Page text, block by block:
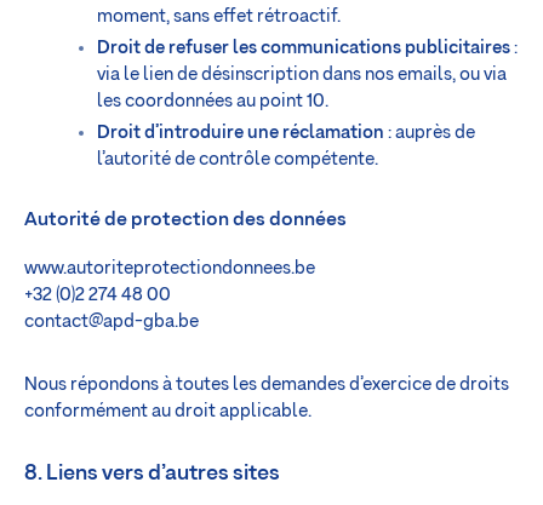
moment, sans effet rétroactif.
Droit de refuser les communications publicitaires :
via le lien de désinscription dans nos emails, ou via
les coordonnées au point 10.
Droit d’introduire une réclamation : auprès de
l’autorité de contrôle compétente.
Autorité de protection des données
www.autoriteprotectiondonnees.be
+32 (0)2 274 48 00
contact@apd-gba.be
Nous répondons à toutes les demandes d’exercice de droits
conformément au droit applicable.
8. Liens vers d’autres sites